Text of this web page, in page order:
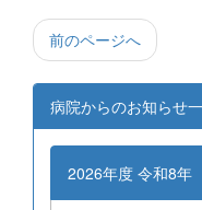
前のページへ
病院からのお知らせ
2026年度 令和8年